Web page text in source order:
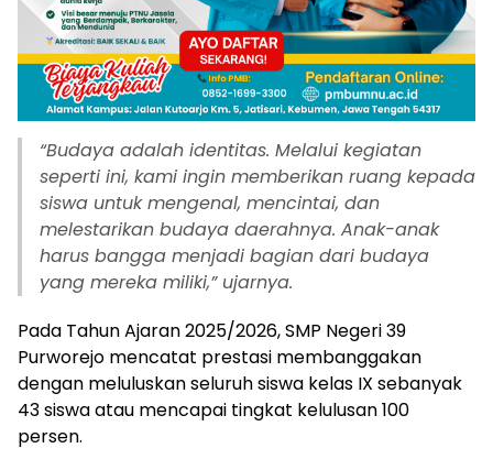
“Budaya adalah identitas. Melalui kegiatan
seperti ini, kami ingin memberikan ruang kepada
siswa untuk mengenal, mencintai, dan
melestarikan budaya daerahnya. Anak-anak
harus bangga menjadi bagian dari budaya
yang mereka miliki,” ujarnya.
Pada Tahun Ajaran 2025/2026, SMP Negeri 39
Purworejo mencatat prestasi membanggakan
dengan meluluskan seluruh siswa kelas IX sebanyak
43 siswa atau mencapai tingkat kelulusan 100
persen.